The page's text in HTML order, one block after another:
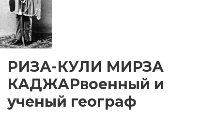
РИЗА-КУЛИ МИРЗА
КАДЖАРвоенный и
ученый географ